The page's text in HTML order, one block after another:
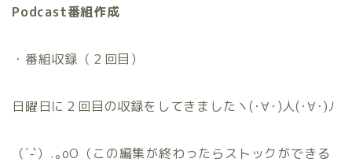
Podcast番組作成
・番組収録（２回目）
日曜日に２回目の収録をしてきましたヽ(･∀･)人(･∀･)ﾉ
（´-`）.｡oO（この編集が終わったらストックができる